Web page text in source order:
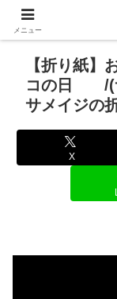
【折り紙
コの日 /(
サメイジの
X
メニュー